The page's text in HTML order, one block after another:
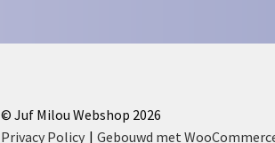
© Juf Milou Webshop 2026
Privacy Policy
Gebouwd met